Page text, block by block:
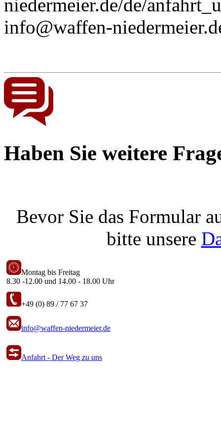
niedermeier.de/de/
info@waffen-
Haben Sie weitere
Bevor Sie das Formular
bitte unsere
Montag bis Freitag
8.30 -12.00 und 14.00 - 18.00 Uhr
+49 (0) 89 / 77 67 37
info@waffen-niedermeier.de
Anfahrt - Der Weg zu uns